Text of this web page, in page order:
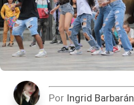
Por Ingrid Barbarán